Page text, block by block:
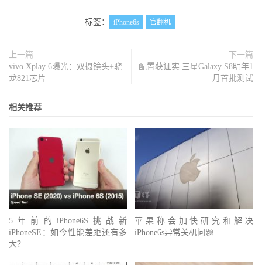
标签： iPhone6s 官翻机
上一篇
vivo Xplay 6曝光：双摄镜头+骁
龙821芯片
下一篇
配置获证实 三星Galaxy S8明年1
月首批测试
相关推荐
5年前的iPhone6S挑战新
iPhoneSE：如今性能差距还有多
大？
苹果称会加快研究和解决
iPhone6s异常关机问题